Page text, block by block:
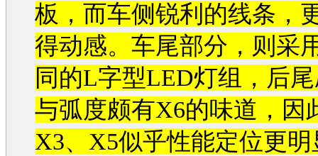
板，而车侧锐利的线条，
得动感。车尾部分，则采
同的L字型LED灯组，后
与弧度颇有X6的味道，因
X3、X5似乎性能定位更明